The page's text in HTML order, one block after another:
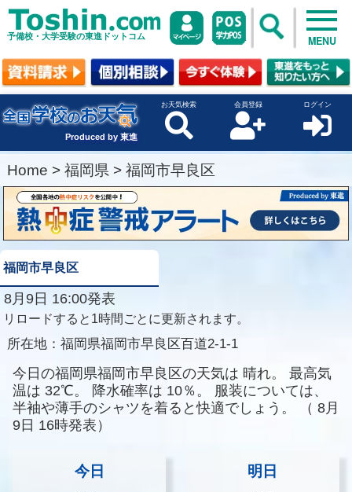
予備校・大学受験の東進ドットコム MENU
Produced by 東進
お天気検索 会員登録 ログイン
Home > 福岡県 > 福岡市早良区
福岡市早良区
8月9日 16:00発表
リロードすると1時間ごとに更新されます。
所在地： 福岡県福岡市早良区百道2-1-1
今日の福岡県福岡市早良区の天気は 晴れ。
最高気
温は 32℃。 降水確率は 10％。
服装については、
半袖や薄手のシャツを着ると快適でしょう。
（ 8月
9日 16時発表）
今日 明日